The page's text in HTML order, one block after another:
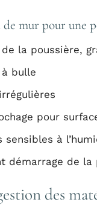
mur pour une
la poussière,
bulle
pour
sensibles à
démarrage de la
des